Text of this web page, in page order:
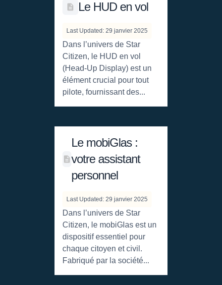
Le HUD en vol
Last Updated: 29 janvier 2025
Dans l’univers de Star
Citizen, le HUD en vol
(Head-Up Display) est un
élément crucial pour tout
pilote, fournissant des...
Le mobiGlas :
votre assistant
personnel
Last Updated: 29 janvier 2025
Dans l’univers de Star
Citizen, le mobiGlas est un
dispositif essentiel pour
chaque citoyen et civil.
Fabriqué par la société...